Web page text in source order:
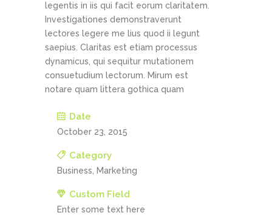
legentis in iis qui facit eorum claritatem.
Investigationes demonstraverunt
lectores legere me lius quod ii legunt
saepius. Claritas est etiam processus
dynamicus, qui sequitur mutationem
consuetudium lectorum. Mirum est
notare quam littera gothica quam
Date
October 23, 2015
Category
Business, Marketing
Custom Field
Enter some text here